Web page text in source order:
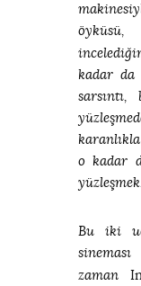
kadar da
o kadar
Bu iki
zaman